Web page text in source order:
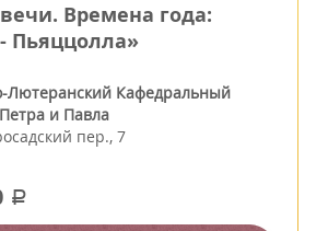
Времена года:
Пьяццолла»
Лютеранский Кафедральный
и Павла
пер., 7
a